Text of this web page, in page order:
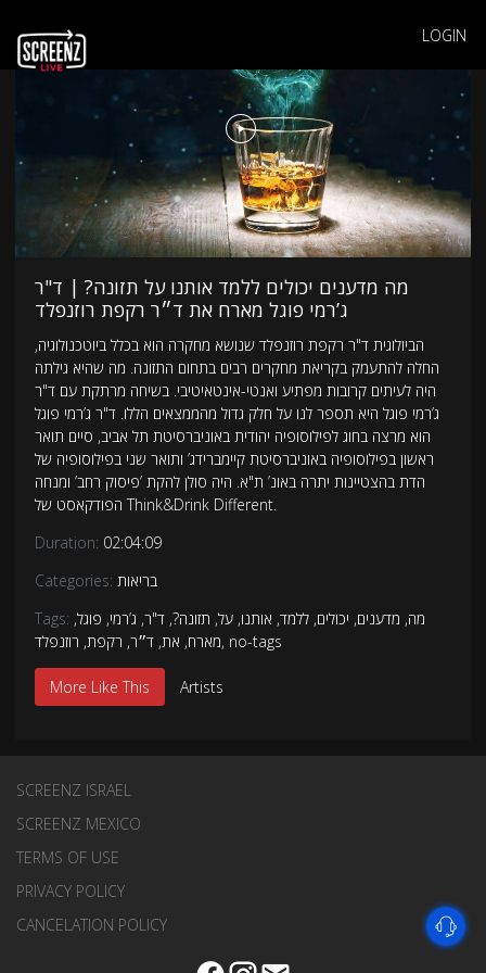
LOGIN
מה מדענים יכולים ללמד אותנו על תזונה? | ד"ר
ג’רמי פוגל מארח את ד״ר רקפת רוזנפלד
הביולוגית ד"ר רקפת רוזנפלד שנושא מחקרה הוא בכלל ביוטכנולוגיה,
החלה להתעמק בקריאת מחקרים רבים בתחום התזונה. מה שהיא גילתה
היה לעיתים קרובות מפתיע ואנטי-אינטאיטיבי. בשיחה מרתקת עם ד"ר
ג’רמי פוגל היא תספר לנו על חלק גדול מהממצאים הללו. ד"ר ג’רמי פוגל
הוא מרצה בחוג לפילוסופיה יהודית באוניברסיטת תל אביב, סיים תואר
ראשון בפילוסופיה באוניברסיטת קיימברידג’ ותואר שני בפילוסופיה של
הדת בהצטיינות יתרה באונ’ ת"א. היה סולן להקת ’פיסוק רחב’ ומנחה
הפודקאסט של Think&Drink Different.
Duration: 02:04:09
Categories: בריאות
Tags:
מה, מדענים, יכולים,ללמד, אותנו,על, תזונה?,ד"ר, ג’רמי, פוגל,
מארח, את,ד״ר, רקפת, רוזנפלד , no-tags
More Like This Artists
SCREENZ ISRAEL
SCREENZ MEXICO
TERMS OF USE
PRIVACY POLICY
CANCELATION POLICY